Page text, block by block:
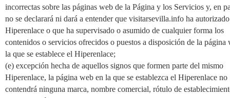
incorrectas sobre las páginas web de la Página y los Servicios y, en
no se declarará ni dará a entender que visitarsevilla.info ha
Hiperenlace o que ha supervisado o asumido de cualquier forma los
contenidos o servicios ofrecidos o puestos a disposición de la página
la que se establece el Hiperenlace;
(e) excepción hecha de aquellos signos que formen parte del mismo
Hiperenlace, la página web en la que se establezca el Hiperenlace no
contendrá ninguna marca, nombre comercial, rótulo de